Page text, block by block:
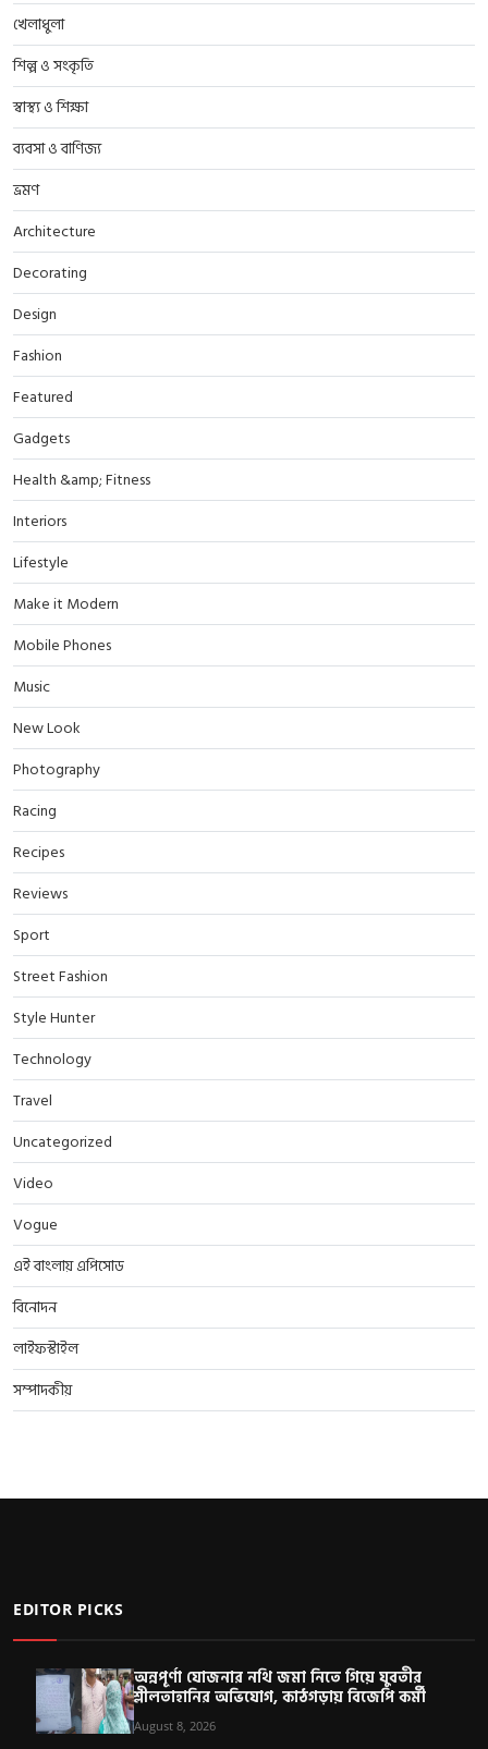
খেলাধুলা
শিল্প ও সংকৃতি
স্বাস্থ্য ও শিক্ষা
ব্যবসা ও বাণিজ্য
ভ্রমণ
Architecture
Decorating
Design
Fashion
Featured
Gadgets
Health &amp; Fitness
Interiors
Lifestyle
Make it Modern
Mobile Phones
Music
New Look
Photography
Racing
Recipes
Reviews
Sport
Street Fashion
Style Hunter
Technology
Travel
Uncategorized
Video
Vogue
এই বাংলায় এপিসোড
বিনোদন
লাইফস্টাইল
সম্পাদকীয়
EDITOR PICKS
অন্নপূর্ণা যোজনার নথি জমা নিতে গিয়ে যুবতীর
শ্লীলতাহানির অভিযোগ, কাঠগড়ায় বিজেপি কর্মী
August 8, 2026